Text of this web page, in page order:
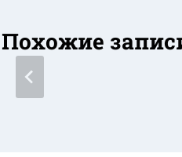
Похожие